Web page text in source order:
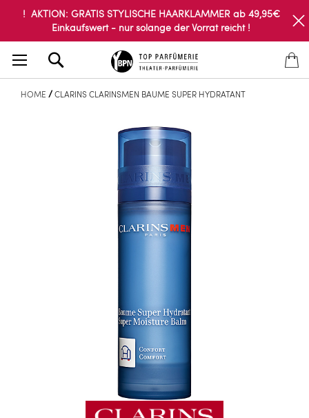
! AKTION: GRATIS STYLISCHE HAARKLAMMER ab 49,95€
Einkaufswert - nur solange der Vorrat reicht !
HOME CLARINS CLARINSMEN BAUME SUPER HYDRATANT